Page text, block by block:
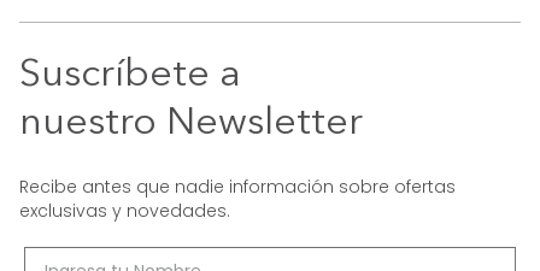
Suscríbete a
nuestro Newsletter
Recibe antes que nadie información sobre ofertas
exclusivas y novedades.